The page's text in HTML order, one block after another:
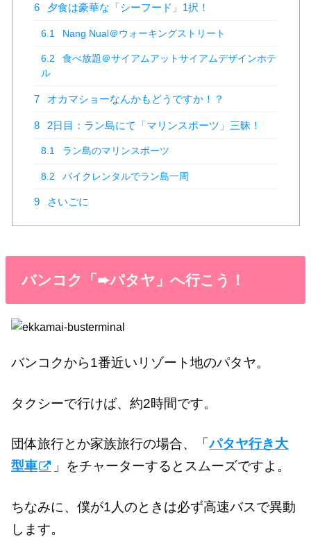
6 夕食は豪華な「シーフード」1択！
6.1 Nang Nual＠ウォーキングストリート
6.2
食べ放題＠サイアムアットサイアムデザインホテ
ル
7 オカマショーなんかもどうですか！？
8 2日目：ラン島にて「マリンスポーツ」三昧！
8.1 ラン島のマリンスポーツ
8.2 バイクレンタルでラン島一周
9 さいごに
バンコク「➨パタヤ」へ行こう！
バンコクから1番近いリゾート地のパタヤ。
タクシーで行けば、約2時間です。
団体旅行とか家族旅行の場合、「パタヤ行き大
型車
」をチャーターするとスムーズですよ。
ちなみに、僕が1人のときは必ず高速バスで異動
します。